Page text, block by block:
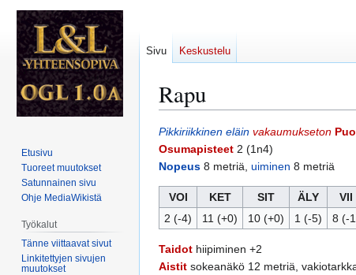
Rapu
Siirry
navigaatioon
Siirry
hakuun
Pikkiriikkinen eläin vakaumukseton
Osumapisteet 2 (1n4)
Nopeus 8 metriä, uiminen 8 metriä
VOI KET SIT ÄLY VII
2 (-4)
11 (+0) 10 (+0) 1 (-5) 8 (-
Taidot hiipiminen +2
Aistit sokeanäkö 12 metriä,
Sivu Keskustelu
Etusivu
Tuoreet muutokset
Satunnainen sivu
Ohje MediaWikistä
Työkalut
Tänne viittaavat sivut
Linkitettyjen sivujen
muutokset